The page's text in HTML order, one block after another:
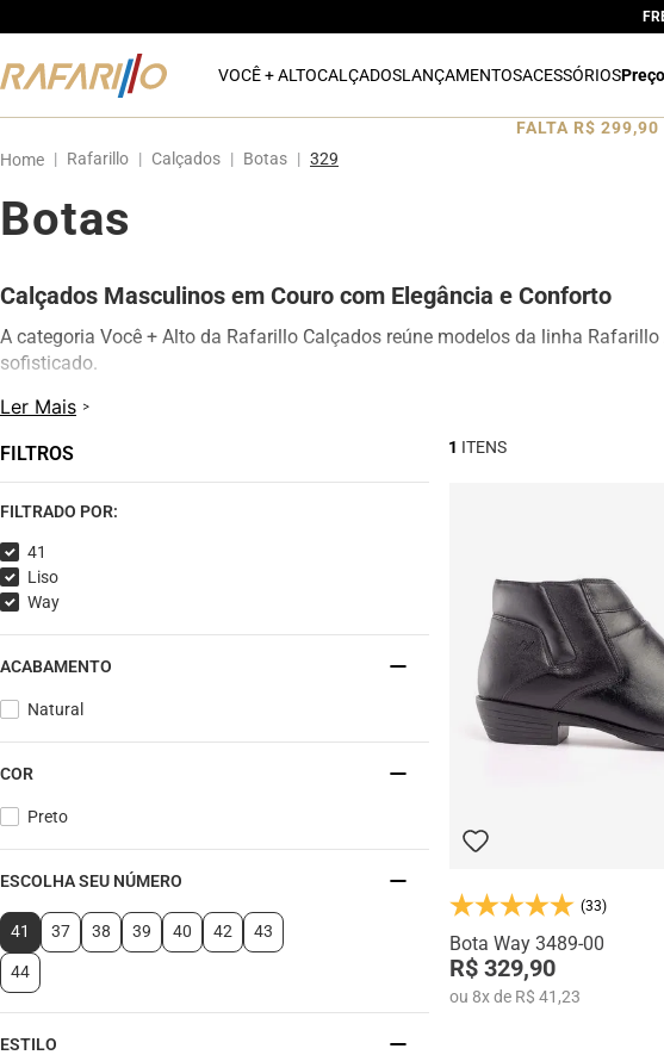
VOCÊ + ALTOCALÇADOSLANÇAMENTOSACESSÓRIOS
FALTA R$ 299,90
Rafarillo Calçados Botas 329
Botas
Calçados Masculinos em Couro com Elegância e Conforto
A categoria Você + Alto da Rafarillo Calçados reúne modelos da linha
sofisticado.
Os calçados contam com elevação interna de até 7 cm, proporcionando
Na categoria Você + Alto, você encontra sapatos sociais, casuais,
qualquer momento do dia.
Ler Mais
FILTROS
FILTRADO POR:
41
Liso
Way
ACABAMENTO
Natural
COR
Preto
ESCOLHA SEU NÚMERO
41 37 38 39 40 42 43
44
ESTILO
1
(33)
Bota Way 3489-00
R$ 329,90
ou 8xde R$ 41,23